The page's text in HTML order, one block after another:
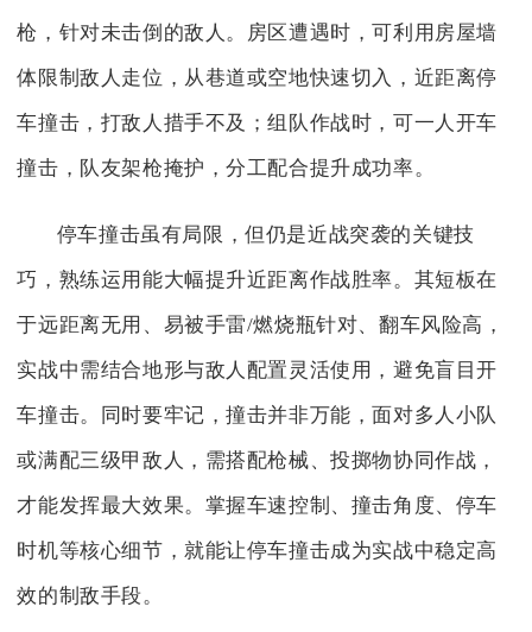
枪，针对未击倒的敌人。房区遭遇时，可利用房屋墙
体限制敌人走位，从巷道或空地快速切入，近距离停
车撞击，打敌人措手不及；组队作战时，可一人开车
撞击，队友架枪掩护，分工配合提升成功率。
停车撞击虽有局限，但仍是近战突袭的关键技
巧，熟练运用能大幅提升近距离作战胜率。其短板在
于远距离无用、易被手雷/燃烧瓶针对、翻车风险高，
实战中需结合地形与敌人配置灵活使用，避免盲目开
车撞击。同时要牢记，撞击并非万能，面对多人小队
或满配三级甲敌人，需搭配枪械、投掷物协同作战，
才能发挥最大效果。掌握车速控制、撞击角度、停车
时机等核心细节，就能让停车撞击成为实战中稳定高
效的制敌手段。